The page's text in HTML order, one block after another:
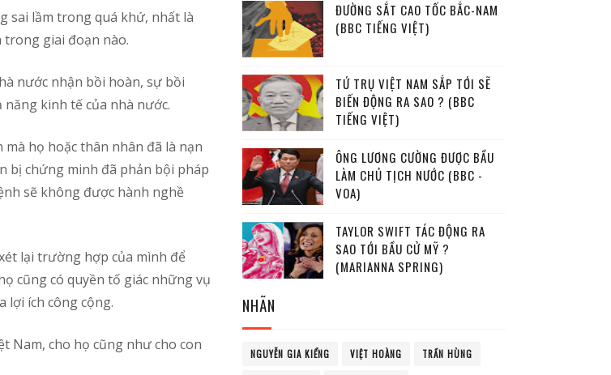
sai lầm trong quá khứ, nhất là
giai đoạn nào.
nước nhận bồi hoàn, sự bồi
kinh tế của nhà nước.
họ hoặc thân nhân đã là nạn
bị chứng minh đã phản bội pháp
sẽ không được hành nghề
lại trường hợp của mình để
cũng có quyền tố giác những vụ
lợi ích công cộng.
Nam, cho họ cũng như cho con
ĐƯỜNG SẮT CAO TỐC BẮC-NAM
(BBC TIẾNG VIỆT)
TỨ TRỤ VIỆT NAM SẮP TỚI SẼ
BIẾN ĐỘNG RA SAO ? (BBC
TIẾNG VIỆT)
ÔNG LƯƠNG CƯỜNG ĐƯỢC BẦU
LÀM CHỦ TỊCH NƯỚC (BBC -
VOA)
TAYLOR SWIFT TÁC ĐỘNG RA
SAO TỚI BẦU CỬ MỸ ?
(MARIANNA SPRING)
NHÃN
NGUYỄN GIA KIỂNG VIỆT HOÀNG TRẦN HÙNG